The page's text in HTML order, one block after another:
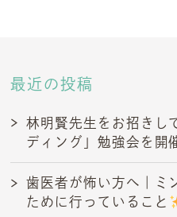
最近の投稿
林明賢先生をお招きし
ディング」勉強会を開
歯医者が怖い方へ｜ミ
ために行っていること